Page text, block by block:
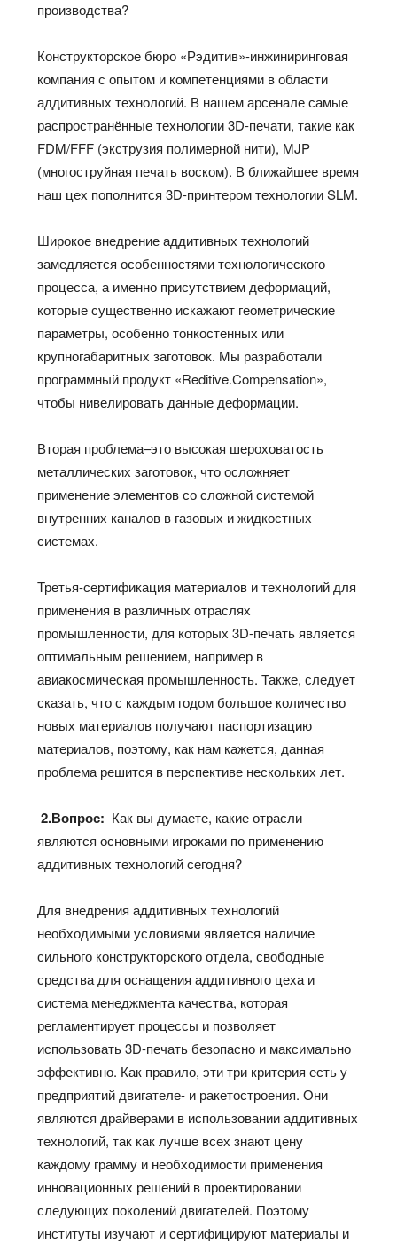
производства?
Конструкторское бюро «Рэдитив»-инжиниринговая
компания с опытом и компетенциями в области
аддитивных технологий. В нашем арсенале самые
распространённые технологии 3D-печати, такие как
FDM/FFF (экструзия полимерной нити), MJP
(многоструйная печать воском). В ближайшее время
наш цех пополнится 3D-принтером технологии SLM.
Широкое внедрение аддитивных технологий
замедляется особенностями технологического
процесса, а именно присутствием деформаций,
которые существенно искажают геометрические
параметры, особенно тонкостенных или
крупногабаритных заготовок. Мы разработали
программный продукт «Reditive.Compensation»,
чтобы нивелировать данные деформации.
Вторая проблема–это высокая шероховатость
металлических заготовок, что осложняет
применение элементов со сложной системой
внутренних каналов в газовых и жидкостных
системах.
Третья-сертификация материалов и технологий для
применения в различных отраслях
промышленности, для которых 3D-печать является
оптимальным решением, например в
авиакосмическая промышленность. Также, следует
сказать, что с каждым годом большое количество
новых материалов получают паспортизацию
материалов, поэтому, как нам кажется, данная
проблема решится в перспективе нескольких лет.
2.Вопрос: Как вы думаете, какие отрасли
являются основными игроками по применению
аддитивных технологий сегодня?
Для внедрения аддитивных технологий
необходимыми условиями является наличие
сильного конструкторского отдела, свободные
средства для оснащения аддитивного цеха и
система менеджмента качества, которая
регламентирует процессы и позволяет
использовать 3D-печать безопасно и максимально
эффективно. Как правило, эти три критерия есть у
предприятий двигателе- и ракетостроения. Они
являются драйверами в использовании аддитивных
технологий, так как лучше всех знают цену
каждому грамму и необходимости применения
инновационных решений в проектировании
следующих поколений двигателей. Поэтому
институты изучают и сертифицируют материалы и